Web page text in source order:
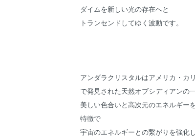
ダイムを新しい光の存在へと
トランセンドしてゆく波動です。
アンダラクリスタルはアメリカ・カ
で発見された天然オブシディアンの
美しい色合いと高次元のエネルギー
特徴で
宇宙のエネルギーとの繋がりを強化